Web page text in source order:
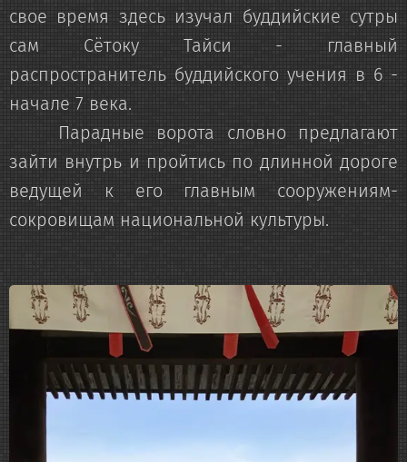
свое время здесь изучал буддийские сутры
сам Сётоку Тайси - главный
распространитель буддийского учения в 6 -
начале 7 века.
Парадные ворота словно предлагают
зайти внутрь и пройтись по длинной дороге
ведущей к его главным сооружениям-
сокровищам национальной культуры.